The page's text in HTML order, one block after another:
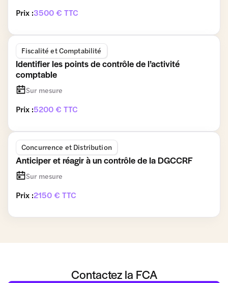
Prix :3500 € TTC
Fiscalité et Comptabilité
Identifier les points de contrôle de l’activité
comptable
Sur mesure
Prix :5200 € TTC
Concurrence et Distribution
Anticiper et réagir à un contrôle de la DGCCRF
Sur mesure
Prix :2150 € TTC
Contactez la FCA